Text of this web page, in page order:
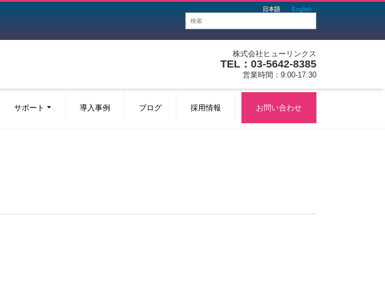
日本語 English
株式会社ヒューリンクス
TEL：03-5642-8385
営業時間：9:00-17:30
サポート 導入事例 ブログ 採用情報 お問い合わせ